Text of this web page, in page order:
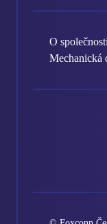
O společnosti
Mechanická